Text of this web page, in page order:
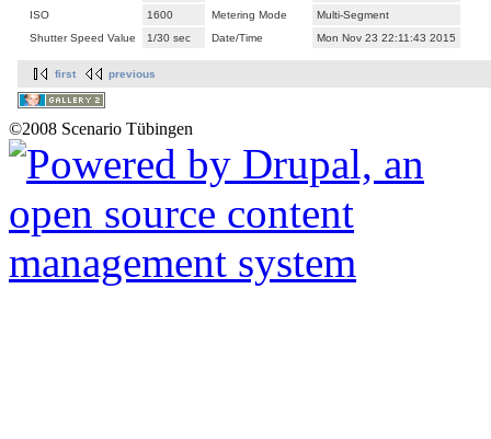
ISO
1600 Metering Mode
Multi-Segment
Shutter Speed Value
1/30 sec Date/Time Mon Nov 23 22:11:43 2015
first previous
©2008 Scenario Tübingen